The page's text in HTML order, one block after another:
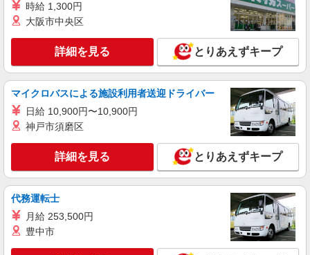
時給 1,300円
大阪市中央区
詳細を見る とりあえずキープ
マイクロバスによる施設利用者送迎ドライバー
日給 10,900円〜10,900円
神戸市須磨区
詳細を見る とりあえずキープ
代務運転士
月給 253,500円
豊中市